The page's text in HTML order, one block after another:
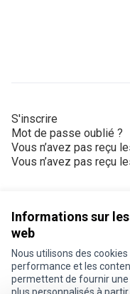
Informations sur
web
Nous utilisons des
performance et les
permettent de fournir
S'inscrire
Mot de passe oublié ?
Vous n’avez pas reçu
Vous n’avez pas reçu
Conditions d'utilisation
Paramètres des cookies
Je participe ! sur X
Je participe ! sur
Je participe !